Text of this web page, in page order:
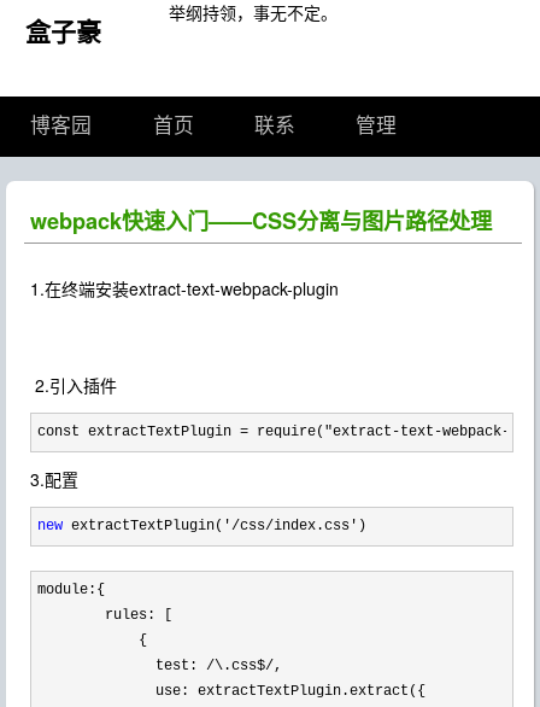
盒子豪 举纲持领，事无不定。
博客园 首页 联系 管理
webpack快速入门——CSS分离与图片路径处理
1.在终端安装extract-text-webpack-plugin
2.引入插件
const extractTextPlugin = require("extract-text-webpack-
3.配置
new extractTextPlugin('/css/index.css')
module:{
        rules: [
            {
              test:
/\.css$/,
              use: extractTextPlugin.extract({